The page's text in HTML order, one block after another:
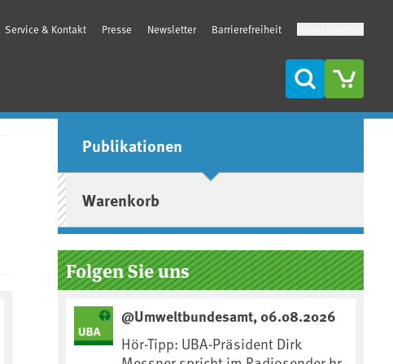
Service & Kontakt Presse Newsletter Barrierefreiheit
Suche
Seitenleiste
Publikationen
Warenkorb
Folgen Sie uns
@Umweltbundesamt, 06.08.2026
Hör-Tipp: UBA-Präsident Dirk